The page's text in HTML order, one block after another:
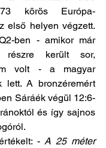
körös Európa-
első helyen végzett.
ben - amikor már
került sor,
volt - a magyar
lett. A bronzéremért
Sáráék végül 12:6-
és így sajnos
- A 25 méter